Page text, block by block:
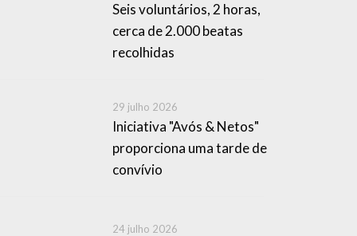
Seis voluntários, 2 horas,
cerca de 2.000 beatas
recolhidas
29 julho 2026
Iniciativa "Avós & Netos"
proporciona uma tarde de
convívio
24 julho 2026